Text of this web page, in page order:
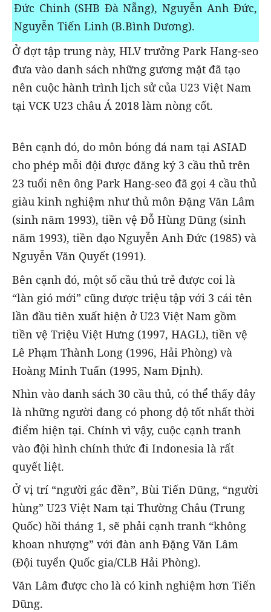
Đức Chinh (SHB Đà Nẵng), Nguyễn Anh Đức,
Nguyễn Tiến Linh (B.Bình Dương).
Ở đợt tập trung này, HLV trưởng Park Hang-seo
đưa vào danh sách những gương mặt đã tạo
nên cuộc hành trình lịch sử của U23 Việt Nam
tại VCK U23 châu Á 2018 làm nòng cốt.
Bên cạnh đó, do môn bóng đá nam tại ASIAD
cho phép mỗi đội được đăng ký 3 cầu thủ trên
23 tuổi nên ông Park Hang-seo đã gọi 4 cầu thủ
giàu kinh nghiệm như thủ môn Đặng Văn Lâm
(sinh năm 1993), tiền vệ Đỗ Hùng Dũng (sinh
năm 1993), tiền đạo Nguyễn Anh Đức (1985) và
Nguyễn Văn Quyết (1991).
Bên cạnh đó, một số cầu thủ trẻ được coi là
“làn gió mới” cũng được triệu tập với 3 cái tên
lần đầu tiên xuất hiện ở U23 Việt Nam gồm
tiền vệ Triệu Việt Hưng (1997, HAGL), tiền vệ
Lê Phạm Thành Long (1996, Hải Phòng) và
Hoàng Minh Tuấn (1995, Nam Định).
Nhìn vào danh sách 30 cầu thủ, có thể thấy đây
là những người đang có phong độ tốt nhất thời
điểm hiện tại. Chính vì vậy, cuộc cạnh tranh
vào đội hình chính thức đi Indonesia là rất
quyết liệt.
Ở vị trí “người gác đền”, Bùi Tiến Dũng, “người
hùng” U23 Việt Nam tại Thường Châu (Trung
Quốc) hồi tháng 1, sẽ phải cạnh tranh “không
khoan nhượng” với đàn anh Đặng Văn Lâm
(Đội tuyển Quốc gia/CLB Hải Phòng).
Văn Lâm được cho là có kinh nghiệm hơn Tiến
Dũng.